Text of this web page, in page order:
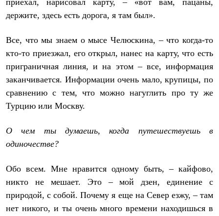
приехал, нарисовал карту, – «вот вам, пацаны,
держите, здесь есть дорога, я там был».
Все, что мы знаем о мысе Челюскина, – что когда-то
кто-то приезжал, его открыл, нанес на карту, что есть
приграничная линия, и на этом – все, информация
заканчивается. Информации очень мало, крупицы, по
сравнению с тем, что можно нагуглить про ту же
Турцию или Москву.
О чем ты думаешь, когда путешествуешь в
одиночестве?
Обо всем. Мне нравится одному быть, – кайфово,
никто не мешает. Это – мой дзен, единение с
природой, с собой. Почему я еще на Север езжу, – там
нет никого, и ты очень много времени находишься в